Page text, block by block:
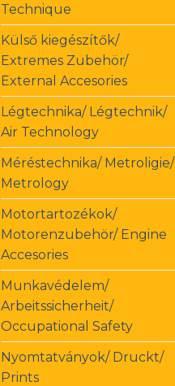
Technique
Külső kiegészítők/
Extremes Zubehör/
External Accesories
Légtechnika/ Légtechnik/
Air Technology
Méréstechnika/ Metroligie/
Metrology
Motortartozékok/
Motorenzubehör/ Engine
Accesories
Munkavédelem/
Arbeitssicherheit/
Occupational Safety
Nyomtatványok/ Druckt/
Prints